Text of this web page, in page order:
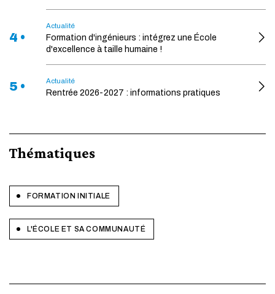
4 •
Actualité
Formation d'ingénieurs : intégrez une École
d'excellence à taille humaine !
5 • Actualité
Rentrée 2026-2027 : informations pratiques
Thématiques
FORMATION INITIALE
L'ÉCOLE ET SA COMMUNAUTÉ